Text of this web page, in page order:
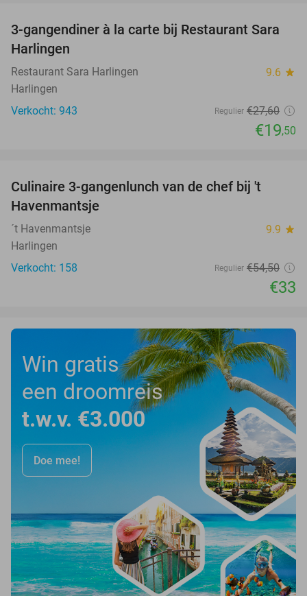
29%
3-gangendiner à la carte bij Restaurant Sara
Harlingen
Restaurant Sara Harlingen 9.6 star
Harlingen
Verkocht: 943
Regulier €27,60
€19,50
Culinaire 3-gangenlunch van de chef bij 't
Havenmantsje
´t Havenmantsje 9.9 star
Harlingen
Verkocht: 158
Regulier €54,50
€33
Win gratis
een droomreis
t.w.v. €3.000
Doe mee!